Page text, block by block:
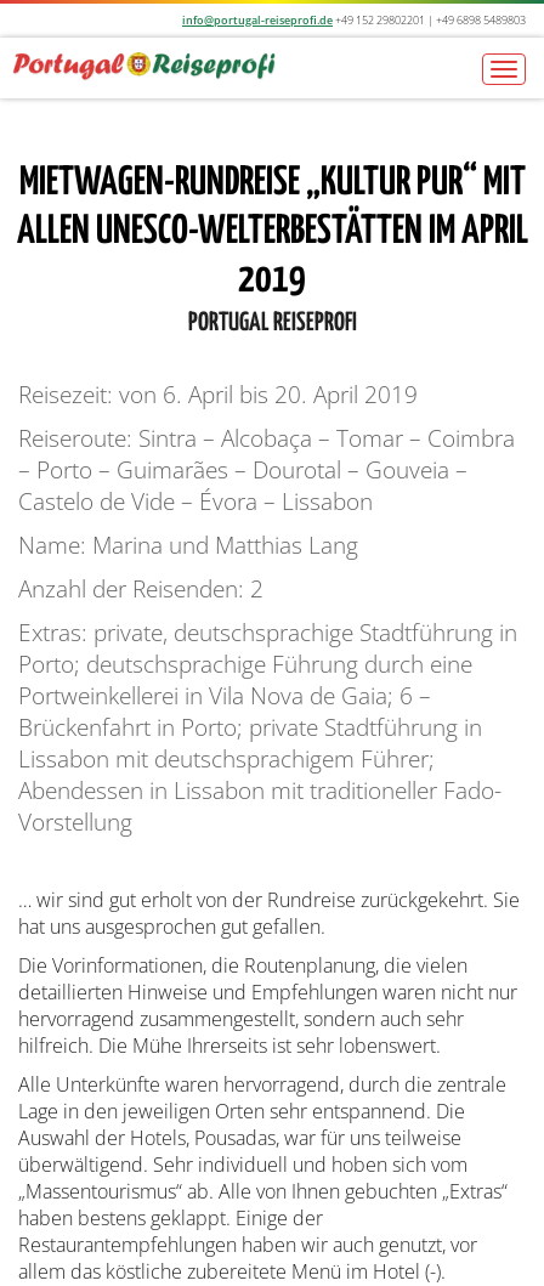
info@portugal-reiseprofi.de+49 152 29802201 | +49 6898 5489803
MIETWAGEN-RUNDREISE „KULTUR PUR“ MIT
ALLEN UNESCO-WELTERBESTÄTTEN IM APRIL
2019
PORTUGAL REISEPROFI
Reisezeit: von 6. April bis 20. April 2019
Reiseroute: Sintra – Alcobaça – Tomar – Coimbra
– Porto – Guimarães – Dourotal – Gouveia –
Castelo de Vide – Évora – Lissabon
Name: Marina und Matthias Lang
Anzahl der Reisenden: 2
Extras: private, deutschsprachige Stadtführung in
Porto; deutschsprachige Führung durch eine
Portweinkellerei in Vila Nova de Gaia; 6 –
Brückenfahrt in Porto; private Stadtführung in
Lissabon mit deutschsprachigem Führer;
Abendessen in Lissabon mit traditioneller Fado-
Vorstellung
… wir sind gut erholt von der Rundreise zurückgekehrt. Sie
hat uns ausgesprochen gut gefallen.
Die Vorinformationen, die Routenplanung, die vielen
detaillierten Hinweise und Empfehlungen waren nicht nur
hervorragend zusammengestellt, sondern auch sehr
hilfreich. Die Mühe Ihrerseits ist sehr lobenswert.
Alle Unterkünfte waren hervorragend, durch die zentrale
Lage in den jeweiligen Orten sehr entspannend. Die
Auswahl der Hotels, Pousadas, war für uns teilweise
überwältigend. Sehr individuell und hoben sich vom
„Massentourismus“ ab. Alle von Ihnen gebuchten „Extras“
haben bestens geklappt. Einige der
Restaurantempfehlungen haben wir auch genutzt, vor
allem das köstliche zubereitete Menü im Hotel (-).